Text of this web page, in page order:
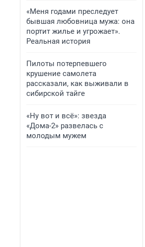
«Меня годами преследует
бывшая любовница мужа: она
портит жилье и угрожает».
Реальная история
Пилоты потерпевшего
крушение самолета
рассказали, как выживали в
сибирской тайге
«Ну вот и всё»: звезда
«Дома-2» развелась с
молодым мужем